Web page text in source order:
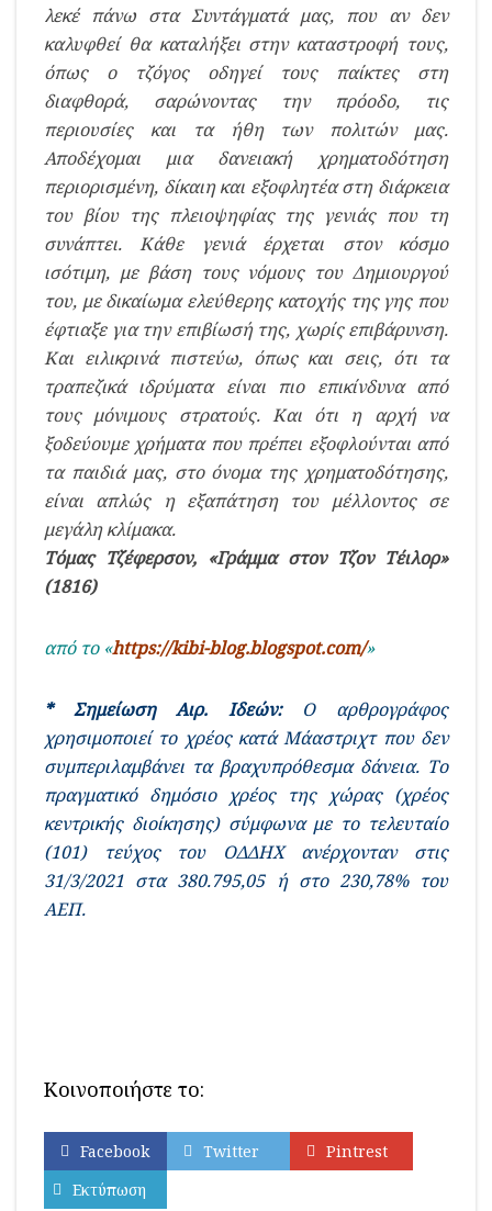
λεκέ πάνω στα Συντάγματά μας, που αν δεν
καλυφθεί θα καταλήξει στην καταστροφή τους,
όπως ο τζόγος οδηγεί τους παίκτες στη
διαφθορά, σαρώνοντας την πρόοδο, τις
περιουσίες και τα ήθη των πολιτών μας.
Αποδέχομαι μια δανειακή χρηματοδότηση
περιορισμένη, δίκαιη και εξοφλητέα στη διάρκεια
του βίου της πλειοψηφίας της γενιάς που τη
συνάπτει. Κάθε γενιά έρχεται στον κόσμο
ισότιμη, με βάση τους νόμους του Δημιουργού
του, με δικαίωμα ελεύθερης κατοχής της γης που
έφτιαξε για την επιβίωσή της, χωρίς επιβάρυνση.
Και ειλικρινά πιστεύω, όπως και σεις, ότι τα
τραπεζικά ιδρύματα είναι πιο επικίνδυνα από
τους μόνιμους στρατούς. Και ότι η αρχή να
ξοδεύουμε χρήματα που πρέπει εξοφλούνται από
τα παιδιά μας, στο όνομα της χρηματοδότησης,
είναι απλώς η εξαπάτηση του μέλλοντος σε
μεγάλη κλίμακα.
Τόμας Τζέφερσον, «Γράμμα στον Τζον Τέιλορ»
(1816)
από το «https://kibi-blog.blogspot.com/»
* Σημείωση Αιρ. Ιδεών:Ο αρθρογράφος
χρησιμοποιεί το χρέος κατά Μάαστριχτ που δεν
συμπεριλαμβάνει τα βραχυπρόθεσμα δάνεια. Το
πραγματικό δημόσιο χρέος της χώρας (χρέος
κεντρικής διοίκησης) σύμφωνα με το τελευταίο
(101) τεύχος του ΟΔΔΗΧ ανέρχονταν στις
31/3/2021 στα 380.795,05 ή στο 230,78% του
ΑΕΠ.
Κοινοποιήστε το:
Facebook Twitter
Pintrest
Εκτύπωση